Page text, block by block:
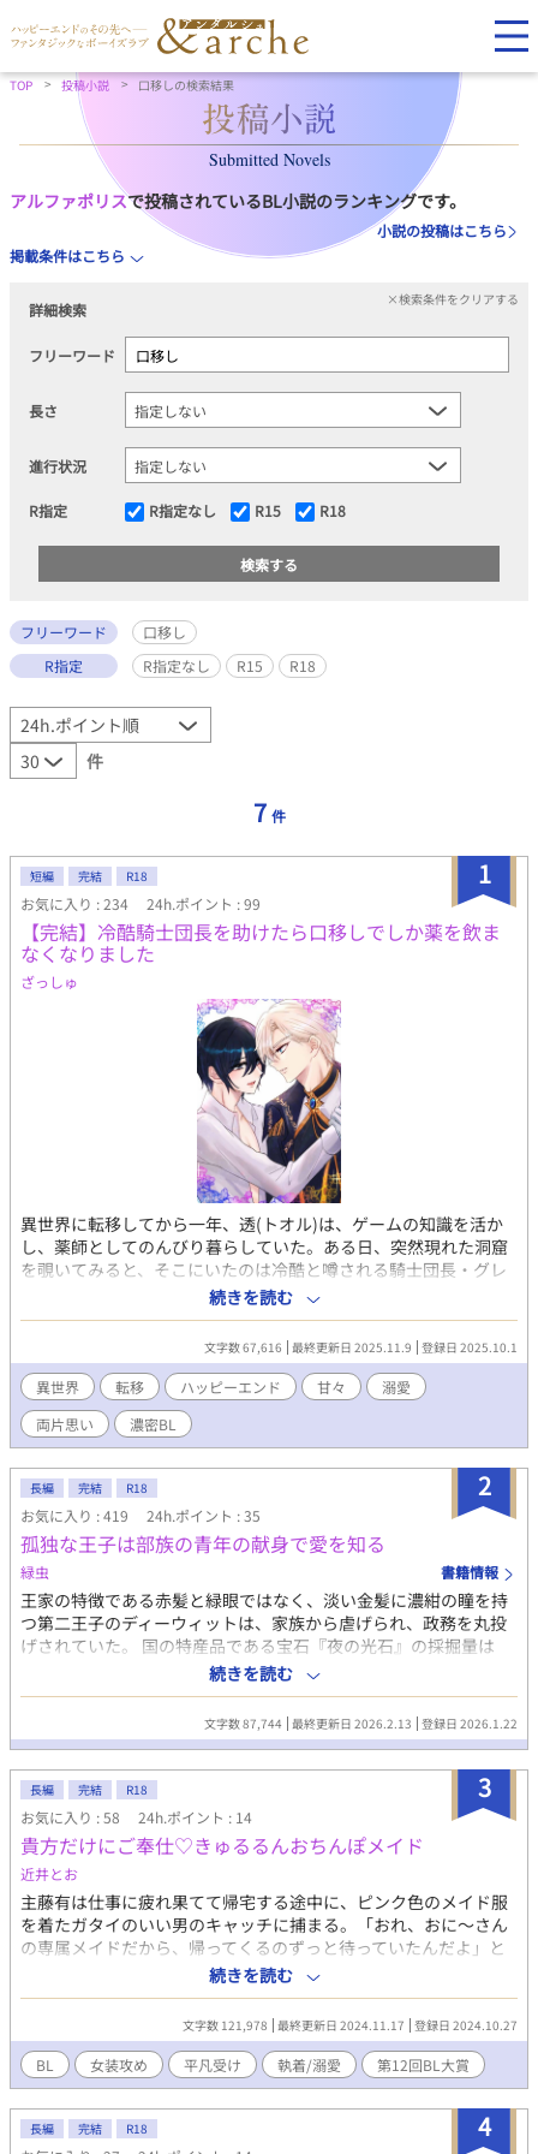
TOP 投稿小説 口移しの検索結果
Submitted Novels
アルファポリスで投稿されているBL小説のランキングです。
小説の投稿はこちら
掲載条件はこちら
詳細検索
×検索条件をクリアする
フリーワード
長さ
進行状況
R指定 R指定なし R15 R18
フリーワード
口移し
R指定
R指定なし R15 R18
件
7 件
1
短編 完結 R18
お気に入り : 234 24h.ポイント : 99
【完結】冷酷騎士団長を助けたら口移しでしか薬を飲ま
なくなりました
ざっしゅ
異世界に転移してから一年、透(トオル)は、ゲームの知識を活か
し、薬師としてのんびり暮らしていた。ある日、突然現れた洞窟
を覗いてみると、そこにいたのは冷酷と噂される騎士団長・グレ
イド。毒に侵された彼を透は助けたが、その毒は、キスをしたり
体を重ねないと完全に解毒できないらしい。 タイトルに※印がつ
いている話はR描写が含まれています。
続きを読む
文字数 67,616 最終更新日 2025.11.9 登録日 2025.10.1
異世界 転移 ハッピーエンド 甘々
溺愛
両片思い
濃密BL
2
長編 完結 R18
お気に入り : 419 24h.ポイント : 35
孤独な王子は部族の青年の献身で愛を知る
緑虫 書籍情報
王家の特徴である赤髪と緑眼ではなく、淡い金髪に濃紺の瞳を持
つ第二王子のディーウィットは、家族から虐げられ、政務を丸投
げされていた。 国の特産品である宝石『夜の光石』の採掘量は
年々落ち、国の財政が悪化する中、王家は湯水の如く金を使う。
このままでは国が傾くと、家族に代わり自分を育てた臣下らの恩
にも報いるべく努力を重ねていた。 だがある日、家族に溺愛され
る双子の弟デアーグに代わり帝国に行き皇配になれと父王に命じ
つ、帝国に向かう船に乗り込んだディーウィット。 彼の胸元に
は、アルフォンスから贈られた『夜の光石』の首飾りがあった。
優しい思い出と共に、恐らくは採掘権欲しさの人質であろう皇配
を全うしようと決意する。 だが嵐の日、雇われ護衛兵士に襲われ
てしまう。助けを求め操舵室に向かうが、荒れ狂う波に呑まれ落
水してしまった。 目を覚ますと、見知らぬ砂浜に打ち上げられて
いた。 目の前に広がる密林はジュ・アルズと呼ばれる帝国の南部
にある属国と推測する。 早く帝都に向かわねば、愚かな父王がデ
アーグ惜しさに帝国に喧嘩を吹っかけかねない。 密林の部族に助
けを求めるべく進むと、雨に降られ発熱し倒れてしまった。 目を
肌の部族の青年キーニ。キーニはディーウィットのことを『ムウ
ェ・ラデ』と呼ぶが、意味は教えてくれない。 献身的に看護する
キーニ。口移しや添い寝、更には排泄補助までされ、優しさに慣
れないディーウィットは戸惑う。 だが幼子のように世話を焼かれ
ている内に、次第に彼に思いを寄せ始めていき――。 謎多き部族
の青年ｘ国に捨てられてしまった孤独な王子 の救済BL 全45話、
続きを読む
文字数 87,744 最終更新日 2026.2.13 登録日 2026.1.22
3
長編 完結 R18
お気に入り : 58 24h.ポイント : 14
貴方だけにご奉仕♡きゅるるんおちんぽメイド
近井とお
主藤有は仕事に疲れ果てて帰宅する途中に、ピンク色のメイド服
を着たガタイのいい男のキャッチに捕まる。「おれ、おに〜さん
の専属メイドだから、帰ってくるのずっと待っていたんだよ」と
言ってくる男に無理矢理メイドカフェへ連行され、個室に案内さ
れる。 めいくんと名乗る男は有をご主人クンと呼び、異様に距離
が近い。めいにどぎまぎしているとそれが本人ににバレてしま
い、ドリンクを口移しされて……。 年下女装攻め×草臥れたサラ
リーマン
続きを読む
文字数 121,978 最終更新日 2024.11.17 登録日 2024.10.27
BL 女装攻め 平凡受け 執着/溺愛 第12回BL大賞
4
長編 完結 R18